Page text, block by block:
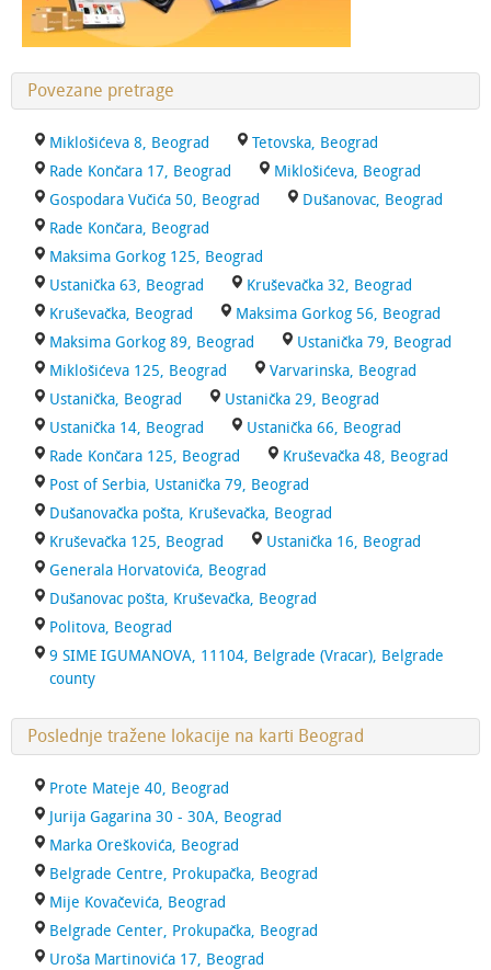
Povezane pretrage
Miklošićeva 8, Beograd
Tetovska, Beograd
Rade Končara 17, Beograd
Miklošićeva, Beograd
Gospodara Vučića 50, Beograd
Dušanovac, Beograd
Rade Končara, Beograd
Maksima Gorkog 125, Beograd
Ustanička 63, Beograd
Kruševačka 32, Beograd
Kruševačka, Beograd
Maksima Gorkog 56, Beograd
Maksima Gorkog 89, Beograd
Ustanička 79, Beograd
Miklošićeva 125, Beograd
Varvarinska, Beograd
Ustanička, Beograd
Ustanička 29, Beograd
Ustanička 14, Beograd
Ustanička 66, Beograd
Rade Končara 125, Beograd
Kruševačka 48, Beograd
Post of Serbia, Ustanička 79, Beograd
Dušanovačka pošta, Kruševačka, Beograd
Kruševačka 125, Beograd
Ustanička 16, Beograd
Generala Horvatovića, Beograd
Dušanovac pošta, Kruševačka, Beograd
Politova, Beograd
9 SIME IGUMANOVA, 11104, Belgrade (Vracar), Belgrade
county
Poslednje tražene lokacije na karti Beograd
Prote Mateje 40, Beograd
Jurija Gagarina 30 - 30A, Beograd
Marka Oreškovića, Beograd
Belgrade Centre, Prokupačka, Beograd
Mije Kovačevića, Beograd
Belgrade Center, Prokupačka, Beograd
Uroša Martinovića 17, Beograd